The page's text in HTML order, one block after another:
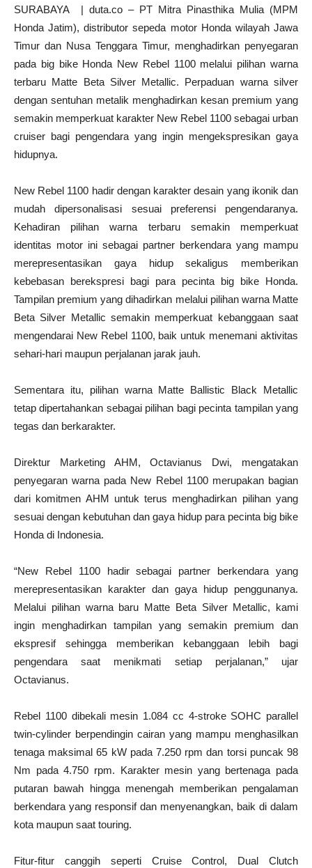
SURABAYA | duta.co – PT Mitra Pinasthika Mulia (MPM
Honda Jatim), distributor sepeda motor Honda wilayah Jawa
Timur dan Nusa Tenggara Timur, menghadirkan penyegaran
pada big bike Honda New Rebel 1100 melalui pilihan warna
terbaru Matte Beta Silver Metallic. Perpaduan warna silver
dengan sentuhan metalik menghadirkan kesan premium yang
semakin memperkuat karakter New Rebel 1100 sebagai urban
cruiser bagi pengendara yang ingin mengekspresikan gaya
hidupnya.
New Rebel 1100 hadir dengan karakter desain yang ikonik dan
mudah dipersonalisasi sesuai preferensi pengendaranya.
Kehadiran pilihan warna terbaru semakin memperkuat
identitas motor ini sebagai partner berkendara yang mampu
merepresentasikan gaya hidup sekaligus memberikan
kebebasan berekspresi bagi para pecinta big bike Honda.
Tampilan premium yang dihadirkan melalui pilihan warna Matte
Beta Silver Metallic semakin memperkuat kebanggaan saat
mengendarai New Rebel 1100, baik untuk menemani aktivitas
sehari-hari maupun perjalanan jarak jauh.
Sementara itu, pilihan warna Matte Ballistic Black Metallic
tetap dipertahankan sebagai pilihan bagi pecinta tampilan yang
tegas dan berkarakter.
Direktur Marketing AHM, Octavianus Dwi, mengatakan
penyegaran warna pada New Rebel 1100 merupakan bagian
dari komitmen AHM untuk terus menghadirkan pilihan yang
sesuai dengan kebutuhan dan gaya hidup para pecinta big bike
Honda di Indonesia.
“New Rebel 1100 hadir sebagai partner berkendara yang
merepresentasikan karakter dan gaya hidup penggunanya.
Melalui pilihan warna baru Matte Beta Silver Metallic, kami
ingin menghadirkan tampilan yang semakin premium dan
ekspresif sehingga memberikan kebanggaan lebih bagi
pengendara saat menikmati setiap perjalanan,” ujar
Octavianus.
Rebel 1100 dibekali mesin 1.084 cc 4-stroke SOHC parallel
twin-cylinder berpendingin cairan yang mampu menghasilkan
tenaga maksimal 65 kW pada 7.250 rpm dan torsi puncak 98
Nm pada 4.750 rpm. Karakter mesin yang bertenaga pada
putaran bawah hingga menengah memberikan pengalaman
berkendara yang responsif dan menyenangkan, baik di dalam
kota maupun saat touring.
Fitur-fitur canggih seperti Cruise Control, Dual Clutch